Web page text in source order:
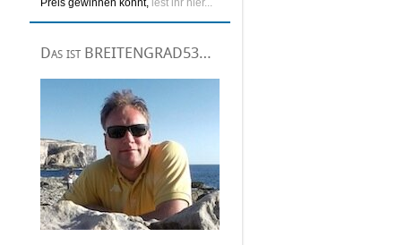
Preis gewinnen könnt, lest ihr hier...
Das ist BREITENGRAD53…